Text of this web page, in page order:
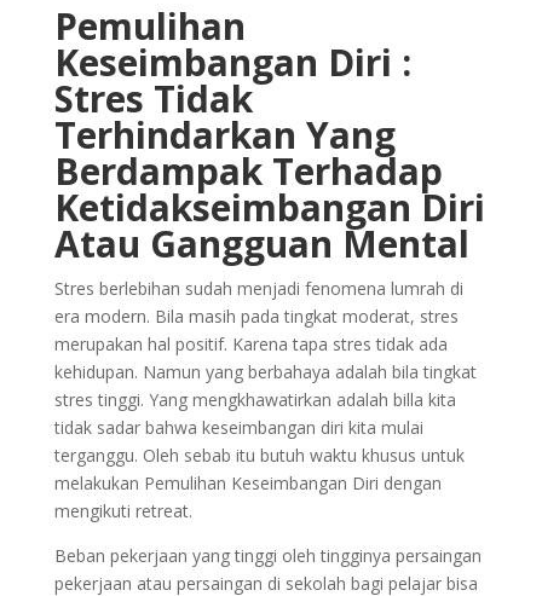
Pemulihan
Keseimbangan Diri :
Stres Tidak
Terhindarkan Yang
Berdampak Terhadap
Ketidakseimbangan Diri
Atau Gangguan Mental
Stres berlebihan sudah menjadi fenomena lumrah di
era modern. Bila masih pada tingkat moderat, stres
merupakan hal positif. Karena tapa stres tidak ada
kehidupan. Namun yang berbahaya adalah bila tingkat
stres tinggi. Yang mengkhawatirkan adalah billa kita
tidak sadar bahwa keseimbangan diri kita mulai
terganggu. Oleh sebab itu butuh waktu khusus untuk
melakukan Pemulihan Keseimbangan Diri dengan
mengikuti retreat.
Beban pekerjaan yang tinggi oleh tingginya persaingan
pekerjaan atau persaingan di sekolah bagi pelajar bisa